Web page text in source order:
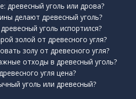
древесный уголь или дрова?
делают древесный уголь?
уголь испортился?
золой от древесного угля?
золу от древесного угля?
отходы в древесный уголь?
угля цена?
уголь или древесный?